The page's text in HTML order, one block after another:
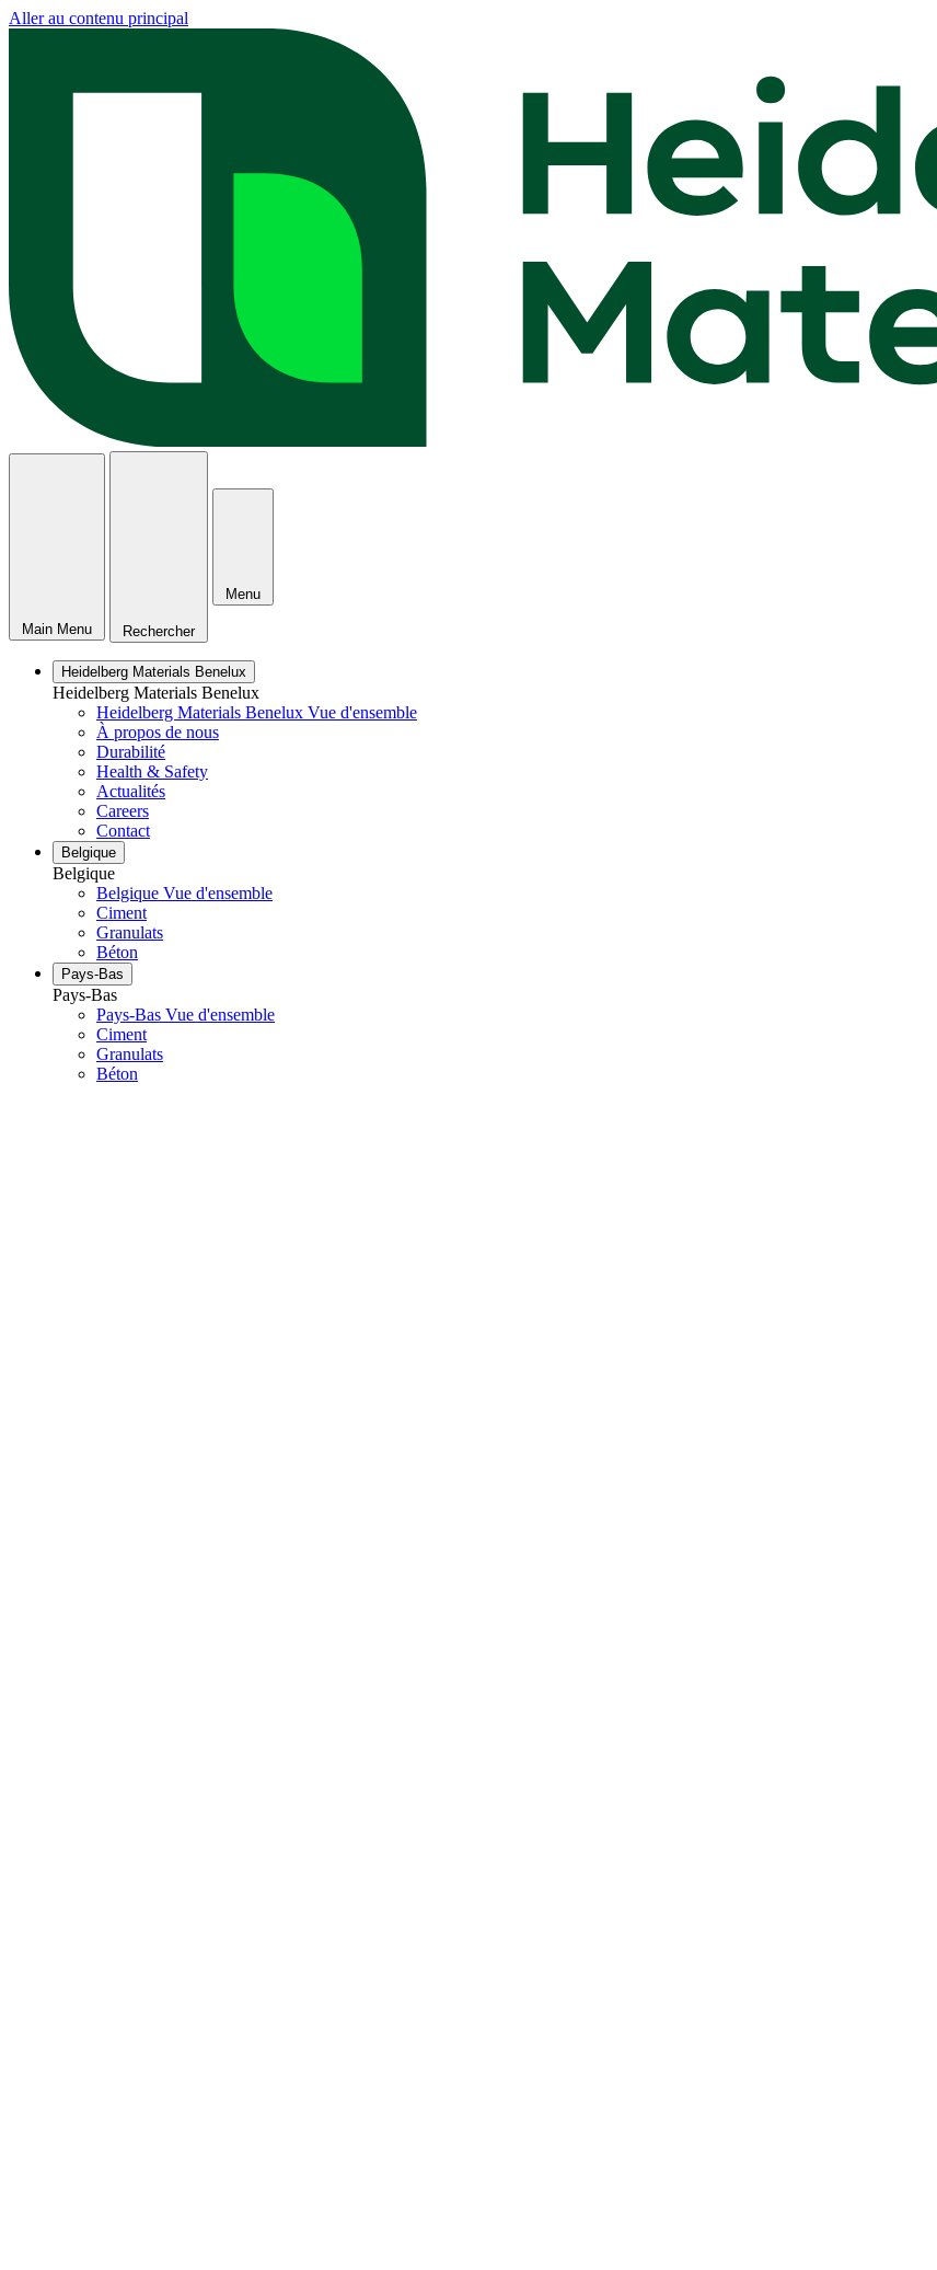
Aller au contenu principal
Main Menu Rechercher
Menu
Heidelberg Materials Benelux
Heidelberg Materials Benelux
Heidelberg Materials Benelux Vue d'ensemble
À propos de nous
Durabilité
Health & Safety
Actualités
Careers
Contact
Belgique
Belgique
Belgique Vue d'ensemble
Ciment
Granulats
Béton
Pays-Bas
Pays-Bas
Pays-Bas Vue d'ensemble
Ciment
Granulats
Béton